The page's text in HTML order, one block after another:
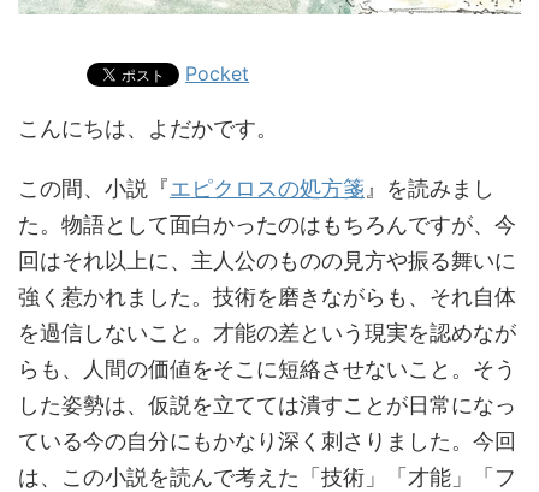
Pocket
こんにちは、よだかです。
この間、小説『エピクロスの処方箋』を読みまし
た。物語として面白かったのはもちろんですが、今
回はそれ以上に、主人公のものの見方や振る舞いに
強く惹かれました。技術を磨きながらも、それ自体
を過信しないこと。才能の差という現実を認めなが
らも、人間の価値をそこに短絡させないこと。そう
した姿勢は、仮説を立てては潰すことが日常になっ
ている今の自分にもかなり深く刺さりました。今回
は、この小説を読んで考えた「技術」「才能」「フ